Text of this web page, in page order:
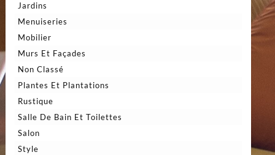
Jardins
Menuiseries
Mobilier
Murs Et Façades
Non Classé
Plantes Et Plantations
Rustique
Salle De Bain Et Toilettes
Salon
Style